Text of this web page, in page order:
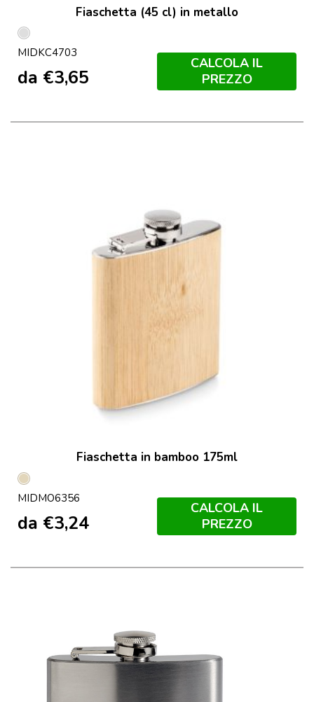
Fiaschetta (45 cl) in metallo
Argento
Opaco
MIDKC4703
da €3,65
CALCOLA IL
PREZZO
Fiaschetta in bamboo 175ml
Beige
MIDMO6356
da €3,24
CALCOLA IL
PREZZO